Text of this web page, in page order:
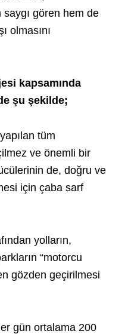
gören hem de
olmasını
kapsamında
şu şekilde;
tüm
ve önemli bir
de, doğru ve
için çaba sarf
yolların,
“motorcu
gözden geçirilmesi
gün ortalama 200